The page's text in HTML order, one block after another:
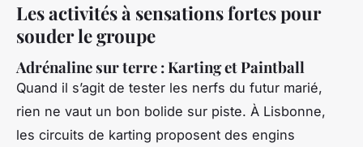
Les activités à sensations fortes pour
souder le groupe
Adrénaline sur terre : Karting et Paintball
Quand il s’agit de tester les nerfs du futur marié,
rien ne vaut un bon bolide sur piste. À Lisbonne,
les circuits de karting proposent des engins